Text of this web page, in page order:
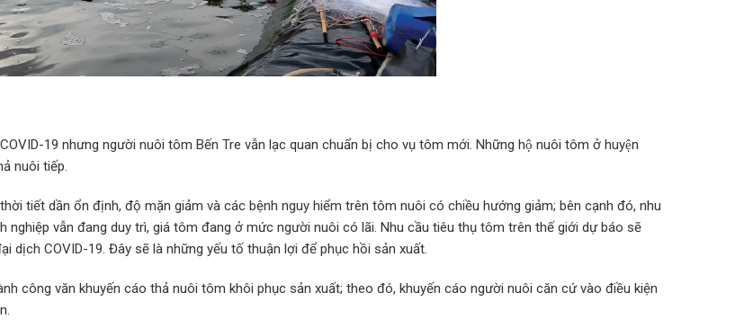
19 nhưng người nuôi tôm Bến Tre vẫn lạc quan chuẩn bị cho vụ tôm mới. Những hộ nuôi tôm ở huyện
nuôi tiếp.
tiết dần ổn định, độ mặn giảm và các bệnh nguy hiểm trên tôm nuôi có chiều hướng giảm; bên cạnh đó, nhu
nghiệp vẫn đang duy trì, giá tôm đang ở mức người nuôi có lãi. Nhu cầu tiêu thụ tôm trên thế giới dự báo sẽ
COVID-19. Đây sẽ là những yếu tố thuận lợi để phục hồi sản xuất.
công văn khuyến cáo thả nuôi tôm khôi phục sản xuất; theo đó, khuyến cáo người nuôi căn cứ vào điều kiện